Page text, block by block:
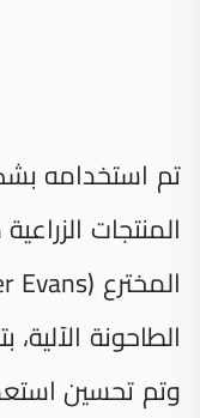
تم استخدامه
المنتجات
الطاحونة
وتم تحسين